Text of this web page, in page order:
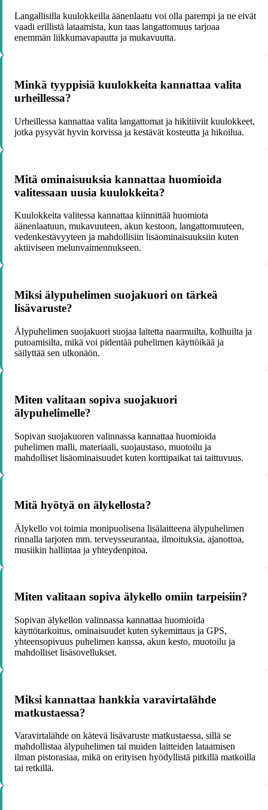
Langallisilla kuulokkeilla äänenlaatu voi olla parempi ja ne eivät
vaadi erillistä lataamista, kun taas langattomuus tarjoaa
enemmän liikkumavapautta ja mukavuutta.
Minkä tyyppisiä kuulokkeita kannattaa valita
urheillessa?
Urheillessa kannattaa valita langattomat ja hikitiiviit kuulokkeet,
jotka pysyvät hyvin korvissa ja kestävät kosteutta ja hikoilua.
Mitä ominaisuuksia kannattaa huomioida
valitessaan uusia kuulokkeita?
Kuulokkeita valitessa kannattaa kiinnittää huomiota
äänenlaatuun, mukavuuteen, akun kestoon, langattomuuteen,
vedenkestävyyteen ja mahdollisiin lisäominaisuuksiin kuten
aktiiviseen melunvaimennukseen.
Miksi älypuhelimen suojakuori on tärkeä
lisävaruste?
Älypuhelimen suojakuori suojaa laitetta naarmuilta, kolhuilta ja
putoamisilta, mikä voi pidentää puhelimen käyttöikää ja
säilyttää sen ulkonäön.
Miten valitaan sopiva suojakuori
älypuhelimelle?
Sopivan suojakuoren valinnassa kannattaa huomioida
puhelimen malli, materiaali, suojaustaso, muotoilu ja
mahdolliset lisäominaisuudet kuten korttipaikat tai taittuvuus.
Mitä hyötyä on älykellosta?
Älykello voi toimia monipuolisena lisälaitteena älypuhelimen
rinnalla tarjoten mm. terveysseurantaa, ilmoituksia, ajanottoa,
musiikin hallintaa ja yhteydenpitoa.
Miten valitaan sopiva älykello omiin tarpeisiin?
Sopivan älykellon valinnassa kannattaa huomioida
käyttötarkoitus, ominaisuudet kuten sykemittaus ja GPS,
yhteensopivuus puhelimen kanssa, akun kesto, muotoilu ja
mahdolliset lisäsovellukset.
Miksi kannattaa hankkia varavirtalähde
matkustaessa?
Varavirtalähde on kätevä lisävaruste matkustaessa, sillä se
mahdollistaa älypuhelimen tai muiden laitteiden lataamisen
ilman pistorasiaa, mikä on erityisen hyödyllistä pitkillä matkoilla
tai retkillä.